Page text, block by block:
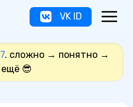
VK ID
. сложно → понятно →
😎